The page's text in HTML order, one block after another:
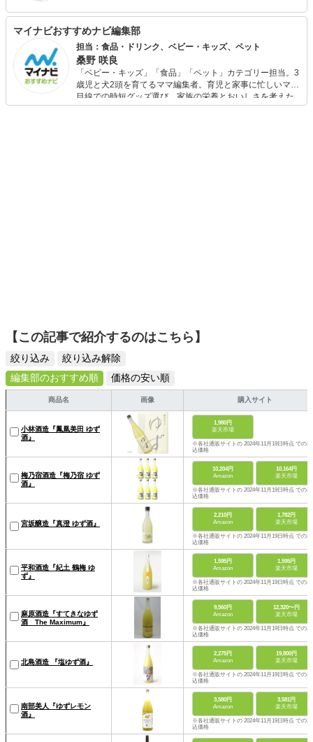
るセミナーやイベントの企画を行っている。 外国人のプラ
イベート日本酒体験では、これまでに30か国以上から400
人余りをお迎えしている。 日々の生活でも、カンパイは日
本酒、スキンケアは日本酒と酒粕で、そして朝晩の甘酒を
欠かさない。
マイナビおすすめナビ編集部
担当：食品・ドリンク、ベビー・キッズ、ペット
桑野 咲良
「ベビー・キッズ」「食品」「ペット」カテゴリー担当。3
歳児と犬2頭を育てるママ編集者。育児と家事に忙しいママ
目線での時短グッズ選び、家族の栄養とおいしさを考えた
食品選び、束の間のリラックスタイムを楽しむためのスイ
【この記事で紹介するのはこちら】
絞り込み
絞り込み解除
編集部のおすすめ順
価格の安い順
商品名 画像 購入サイト
小林酒造『鳳凰美田 ゆず
酒』
1,980円
楽天市場
※各社通販サイトの 2024年11月19日時点 での税
込価格
梅乃宿酒造『梅乃宿 ゆず
酒』
10,204円
Amazon
10,164円
楽天市場
※各社通販サイトの 2024年11月19日時点 での税
込価格
宮坂醸造『真澄 ゆず酒』
2,210円
Amazon
1,782円
楽天市場
※各社通販サイトの 2024年11月19日時点 での税
込価格
平和酒造『紀土 鶴梅 ゆ
ず』
1,595円
Amazon
1,595円
楽天市場
※各社通販サイトの 2024年11月19日時点 での税
込価格
麻原酒造『すてきなゆず
酒 The Maximum』
9,560円
Amazon
12,320〜円
楽天市場
※各社通販サイトの 2024年11月19日時点 での税
込価格
北島酒造 『塩ゆず酒』
2,275円
Amazon
19,800円
楽天市場
※各社通販サイトの 2024年11月19日時点 での税
込価格
南部美人『ゆずレモン
酒』
3,580円
Amazon
3,581円
楽天市場
※各社通販サイトの 2024年11月19日時点 での税
込価格